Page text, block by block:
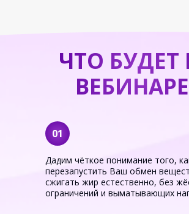
Дадим чёткое понимание того,
перезапустить Ваш обмен
сжигать жир естественно, без
ограничений и выматывающих
ЧТО БУДЕТ
01